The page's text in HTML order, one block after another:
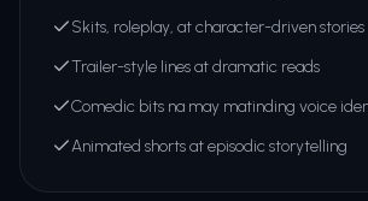
Skits, roleplay, at character-driven stories
Trailer-style lines at dramatic reads
Comedic bits na may matinding voice
Animated shorts at episodic storytelling